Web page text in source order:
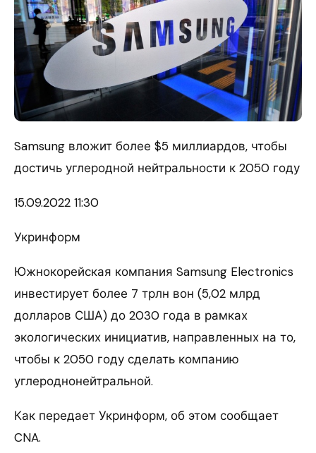
Samsung вложит более $5 миллиардов, чтобы
достичь углеродной нейтральности к 2050 году
15.09.2022 11:30
Укринформ
Южнокорейская компания Samsung Electronics
инвестирует более 7 трлн вон (5,02 млрд
долларов США) до 2030 года в рамках
экологических инициатив, направленных на то,
чтобы к 2050 году сделать компанию
углероднонейтральной.
Как передает Укринформ, об этом сообщает
CNA.